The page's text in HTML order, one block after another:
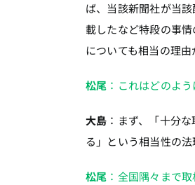
ば、当該新聞社が当
載したなど特段の事
についても相当の理
松尾 ：これはどのよ
大島 ：まず、「十分
る」という相当性の
松尾 ：全国隅々まで